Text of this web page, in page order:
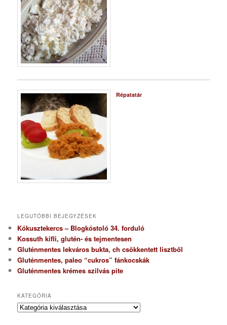
Répatatár
LEGUTÓBBI BEJEGYZÉSEK
Kókusztekercs – Blogkóstoló 34. forduló
Kossuth kifli, glutén- és tejmentesen
Gluténmentes lekváros bukta, ch csökkentett lisztből
Gluténmentes, paleo “cukros” fánkocskák
Gluténmentes krémes szilvás pite
KATEGÓRIA
K